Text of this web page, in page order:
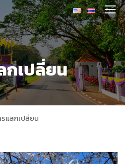
กเปลี่ยน
รแลกเปลี่ยน